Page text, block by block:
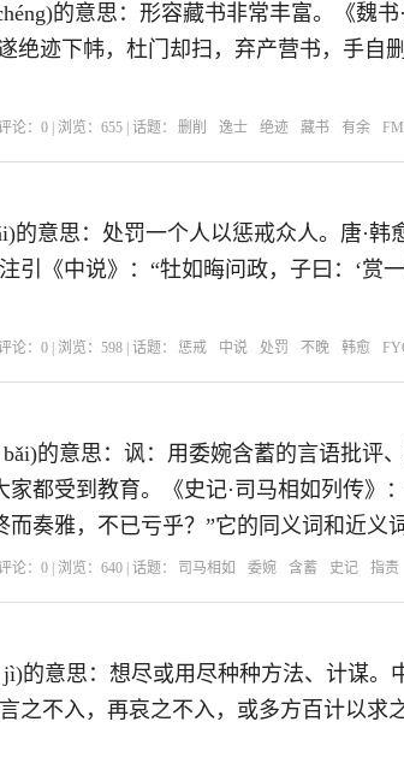
的意思：形容藏书非常丰富。《魏
绝迹下帏，杜门却扫，弃产营书，手自
论： 0 | 浏览： 655 | 话题： 删削 逸士 绝迹 藏书 有余
的意思：处罚一个人以惩戒众人。唐·
引《中说》：“牡如晦问政，子曰：‘赏
论： 0 | 浏览： 598 | 话题： 惩戒 中说 处罚 不晚 韩愈
bǎi)的意思：讽：用委婉含蓄的言语批评
都受到教育。《史记·司马相如列传》
而奏雅，不已亏乎？”它的同义词和近义
论： 0 | 浏览： 640 | 话题： 司马相如 委婉 含蓄 史记 指责
jì)的意思：想尽或用尽种种方法、计谋。
之不入，再哀之不入，或多方百计以求